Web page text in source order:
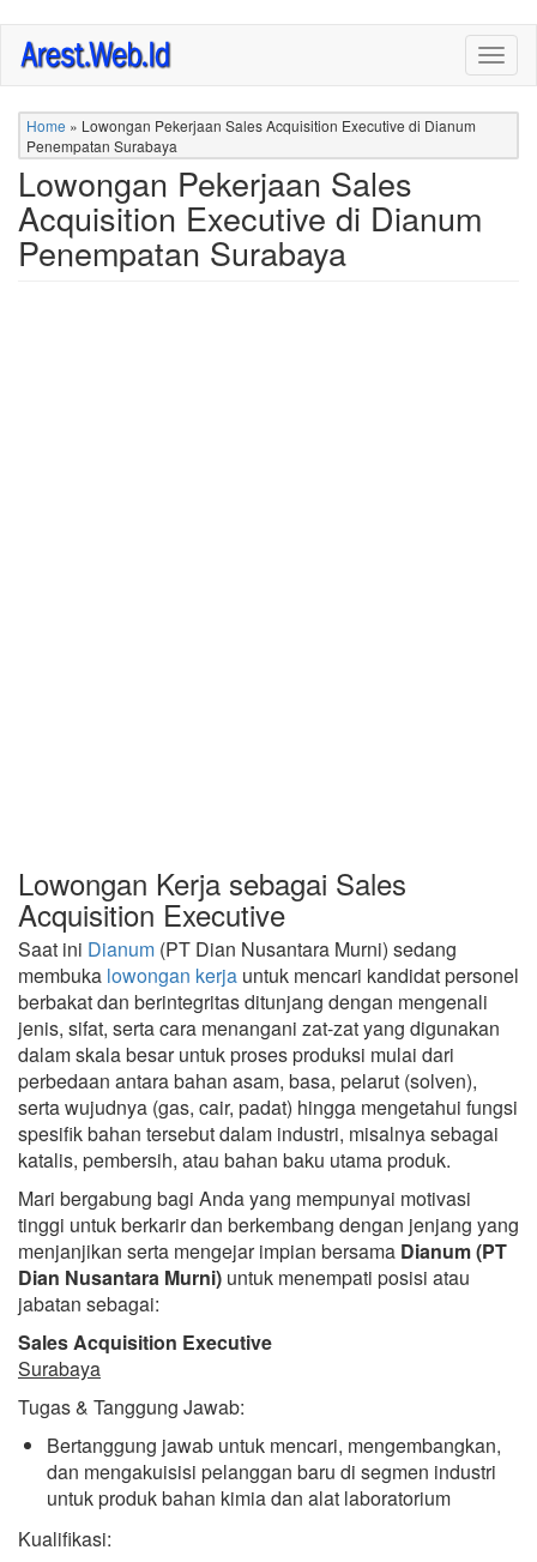
Skip
main
content
Home » Lowongan Pekerjaan Sales Acquisition Executive di Dianum
Penempatan Surabaya
Lowongan Pekerjaan Sales
Acquisition Executive di Dianum
Penempatan Surabaya
Lowongan Kerja sebagai Sales
Acquisition Executive
Saat ini Dianum (PT Dian Nusantara Murni) sedang
membuka lowongan kerja untuk mencari kandidat personel
berbakat dan berintegritas ditunjang dengan mengenali
jenis, sifat, serta cara menangani zat-zat yang digunakan
dalam skala besar untuk proses produksi mulai dari
perbedaan antara bahan asam, basa, pelarut (solven),
serta wujudnya (gas, cair, padat) hingga mengetahui fungsi
spesifik bahan tersebut dalam industri, misalnya sebagai
katalis, pembersih, atau bahan baku utama produk.
Mari bergabung bagi Anda yang mempunyai motivasi
tinggi untuk berkarir dan berkembang dengan jenjang yang
menjanjikan serta mengejar impian bersama Dianum (PT
Dian Nusantara Murni) untuk menempati posisi atau
jabatan sebagai:
Sales Acquisition Executive
Surabaya
Tugas & Tanggung Jawab:
Bertanggung jawab untuk mencari, mengembangkan,
dan mengakuisisi pelanggan baru di segmen industri
untuk produk bahan kimia dan alat laboratorium
Kualifikasi: